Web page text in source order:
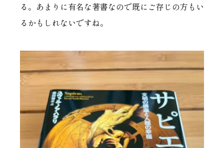
る。あまりに有名な著書なので既にご存じの方もい
るかもしれないですね。